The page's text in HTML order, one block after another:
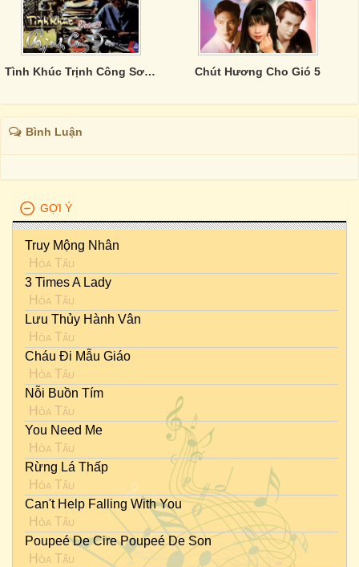
Tình Khúc Trịnh Công Sơn Vol.3 Chút Hương Cho Gió 5
Bình Luận
GỢI Ý
Truy Mộng Nhân
Hòa Tấu
3 Times A Lady
Hòa Tấu
Lưu Thủy Hành Vân
Hòa Tấu
Cháu Đi Mẫu Giáo
Hòa Tấu
Nỗi Buồn Tím
Hòa Tấu
You Need Me
Hòa Tấu
Rừng Lá Thấp
Hòa Tấu
Can't Help Falling With You
Hòa Tấu
Poupeé De Cire Poupeé De Son
Hòa Tấu